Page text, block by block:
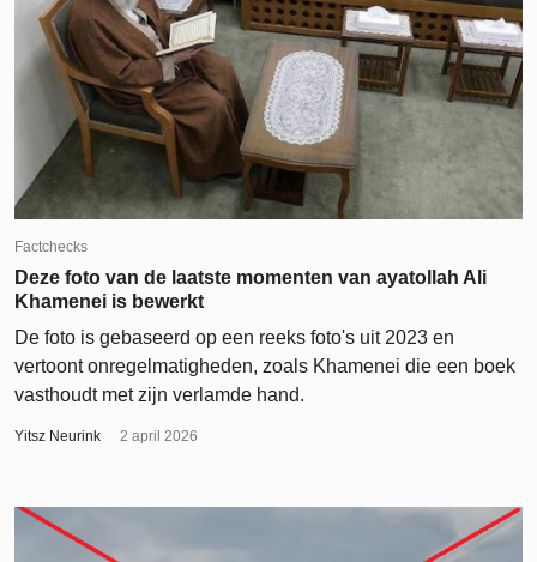
Factchecks
Deze foto van de laatste momenten van ayatollah Ali
Khamenei is bewerkt
De foto is gebaseerd op een reeks foto's uit 2023 en
vertoont onregelmatigheden, zoals Khamenei die een boek
vasthoudt met zijn verlamde hand.
Yitsz Neurink 2 april 2026